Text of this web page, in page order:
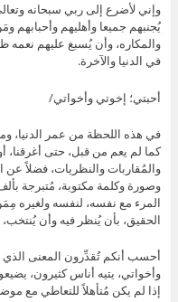
وإني لأضرع إلى ربي سبحانه
يُجنبهم جميعا وأهليهم وأحبابهم
والمكاره، وأن يُسبغ عليهم نعمه
في الدنيا والآخرة.
أحبتي؛ إخوتي وأخواتي/
في هذه اللحظة من عمر الدنيا،
كما لم يعم من قبل، حتى أغرقنا،
والمُقاربات والنظريات، فضلاً عن
وصورة وكلمة مكتوبة، مُتبرجة
المرء مع نفسه، لنفسه ولغيره
الحقيق، بأن يُنظر فيه وأن
أحسب أنكم تُقدِّرون المعنى
وأخواتي، يتيه أناس كثيرون،
إذا لم يكن مُتأهلاً للتعاطي مع